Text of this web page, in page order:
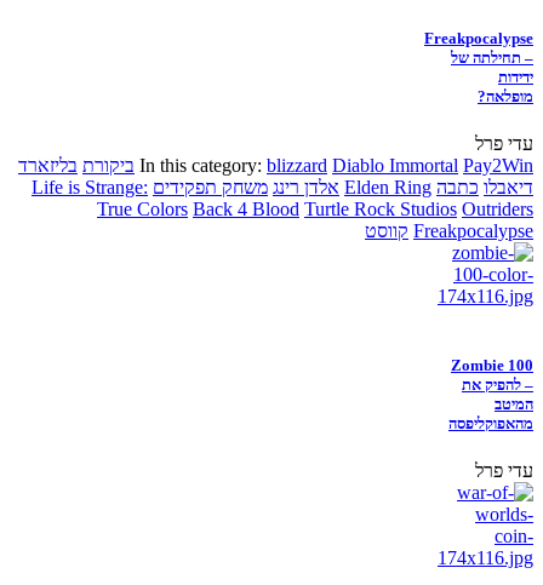
Freakpocalypse
– תחילתה של
ידידות
מופלאה?
עדי פרל
In this category: blizzard Diablo Immortal Pay2Win ביקורת בליזארד
דיאבלו כתבה Elden Ring אלדן רינג משחק תפקידים Life is Strange:
True Colors Back 4 Blood Turtle Rock Studios Outriders
Freakpocalypse קווסט
Zombie 100
– להפיק את
המיטב
מהאפוקליפסה
עדי פרל